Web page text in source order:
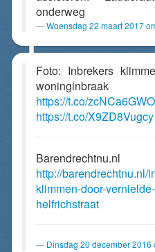
onderweg
Woensdag 22 maart 2017
Foto: Inbrekers
https://t.co/
https://t.co/X9ZD8Vugcy
Barendrechtnu.nl
http://barendrechtnu.nl/
klimmen-door-
helfrichstraat
Dinsdag 20 december 2016